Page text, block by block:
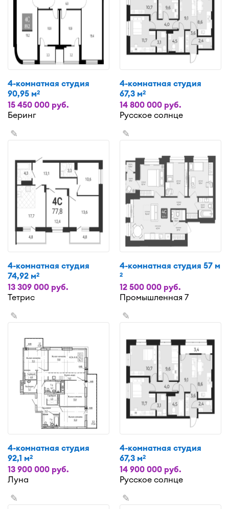
4-комнатная студия
90,95 м2
15 450 000 руб.
Беринг
4-комнатная студия
67,3 м2
14 800 000 руб.
Русское солнце
✎
4-комнатная студия
74,92 м2
13 309 000 руб.
Тетрис
✎
4-комнатная студия 57 м
2
12 500 000 руб.
Промышленная 7
✎
4-комнатная студия
92,1 м2
13 900 000 руб.
Луна
✎
4-комнатная студия
67,3 м2
14 900 000 руб.
Русское солнце
✎ ✎